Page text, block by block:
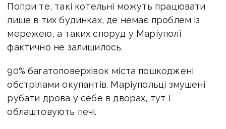
Попри те, такі котельні можуть працювати
лише в тих будинках, де немає проблем із
мережею, а таких споруд у Маріуполі
фактично не залишилось.
90% багатоповерхівок міста пошкоджені
обстрілами окупантів. Маріупольці змушені
рубати дрова у себе в дворах, тут і
облаштовують печі.